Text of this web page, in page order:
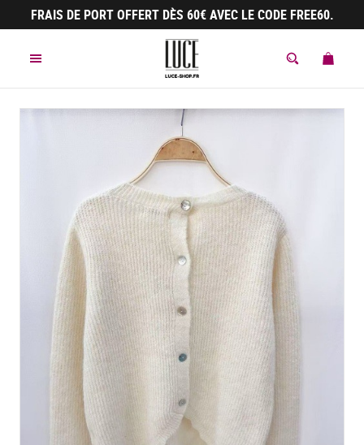
FRAIS DE PORT OFFERT DÈS 60€ AVEC LE CODE FREE60.
MENU
MON
Panneau de gestion des cookies